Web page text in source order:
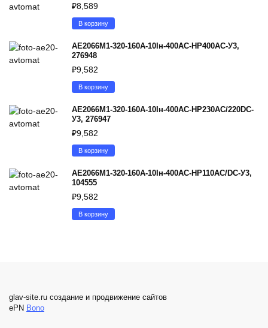
₽8,589
В корзину
АЕ2066М1-320-160А-10Iн-400AC-НР400AC-У3,
276948
₽9,582
В корзину
АЕ2066М1-320-160А-10Iн-400AC-НР230AC/220DC-
У3, 276947
₽9,582
В корзину
АЕ2066М1-320-160А-10Iн-400AC-НР110AC/DC-У3,
104555
₽9,582
В корзину
glav-site.ru создание и продвижение сайтов
ePN Bono